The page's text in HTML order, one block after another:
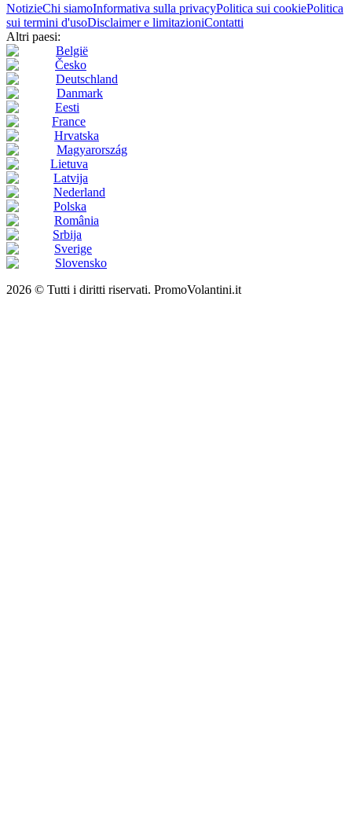
NotizieChi siamoInformativa sulla privacyPolitica sui cookiePolitica
sui termini d'usoDisclaimer e limitazioniContatti
Altri paesi:
België
Česko
Deutschland
Danmark
Eesti
France
Hrvatska
Magyarország
Lietuva
Latvija
Nederland
Polska
România
Srbija
Sverige
Slovensko
2026 © Tutti i diritti riservati. PromoVolantini.it